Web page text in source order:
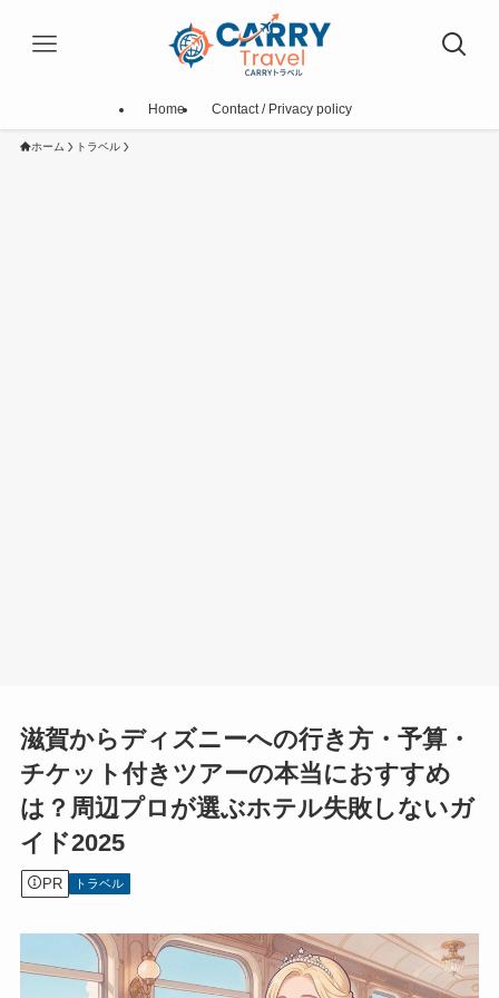
Home Contact / Privacy policy
ホーム トラベル
滋賀からディズニーへの行き方・予算・
チケット付きツアーの本当におすすめ
は？周辺プロが選ぶホテル失敗しないガ
イド2025
PR トラベル